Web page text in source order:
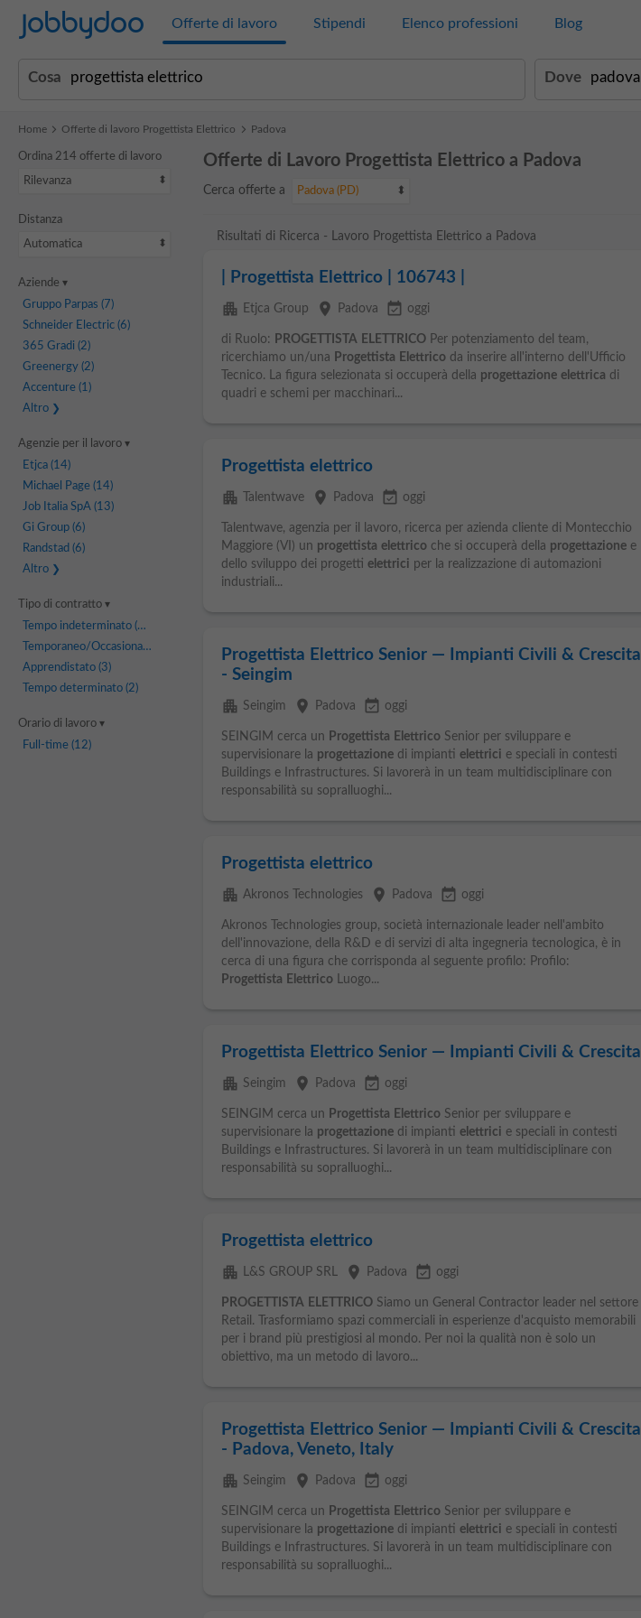
Jobbydoo Offerte di lavoro Stipendi Elenco professioni Blog
Cosa Dove
Home Offerte di lavoro Progettista Elettrico Padova
Ordina 214 offerte di lavoro
Rilevanza
Distanza
Automatica
Aziende
Gruppo Parpas (7)
Schneider Electric(6)
365 Gradi (2)
Greenergy(2)
Accenture(1)
Altro
Agenzie per il lavoro
Etjca(14)
Michael Page(14)
Job Italia SpA(13)
Gi Group(6)
Randstad (6)
Altro
Tipo di contratto
Tempo indeterminato(15)
Temporaneo/Occasionale
Apprendistato(3)
Tempo determinato(2)
Orario di lavoro
Full-time(12)
Offerte di Lavoro Progettista Elettrico a Padova
Cerca offerte a Padova (PD)
Risultati di Ricerca - Lavoro Progettista Elettrico a Padova
| Progettista Elettrico | 106743 |
apartment Etjca Group place Padova event_available oggi
di Ruolo: PROGETTISTA ELETTRICOPer potenziamento del team,
ricerchiamo un/una Progettista Elettricoda inserire all'interno dell'Ufficio
Tecnico. La figura selezionata si occuperà della progettazione elettrica di
quadri e schemi per macchinari...
Progettista elettrico
apartment Talentwave place Padova event_available oggi
Talentwave, agenzia per il lavoro, ricerca per azienda cliente di Montecchio
Maggiore (VI) un progettista elettricoche si occuperà della progettazionee
dello sviluppo dei progetti elettrici per la realizzazione di automazioni
industriali...
Progettista Elettrico Senior — Impianti Civili & Crescita
- Seingim
apartment Seingim place Padova event_available oggi
SEINGIM cerca un Progettista ElettricoSenior per sviluppare e
supervisionare la progettazionedi impianti elettrici e speciali in contesti
Buildings e Infrastructures. Si lavorerà in un team multidisciplinare con
responsabilità su sopralluoghi...
Progettista elettrico
apartment Akronos Technologies place Padova event_available oggi
Akronos Technologies group, società internazionale leader nell'ambito
dell'innovazione, della R&D e di servizi di alta ingegneria tecnologica, è in
cerca di una figura che corrisponda al seguente profilo: Profilo:
Progettista ElettricoLuogo...
Progettista Elettrico Senior — Impianti Civili & Crescita
apartment Seingim place Padova event_available oggi
SEINGIM cerca un Progettista ElettricoSenior per sviluppare e
supervisionare la progettazionedi impianti elettrici e speciali in contesti
Buildings e Infrastructures. Si lavorerà in un team multidisciplinare con
responsabilità su sopralluoghi...
Progettista elettrico
apartment L&S GROUP SRL place Padova event_available oggi
PROGETTISTA ELETTRICOSiamo un General Contractor leader nel settore
Retail. Trasformiamo spazi commerciali in esperienze d'acquisto memorabili
per i brand più prestigiosi al mondo. Per noi la qualità non è solo un
obiettivo, ma un metodo di lavoro...
Progettista Elettrico Senior — Impianti Civili & Crescita
- Padova, Veneto, Italy
apartment Seingim place Padova event_available oggi
SEINGIM cerca un Progettista ElettricoSenior per sviluppare e
supervisionare la progettazionedi impianti elettrici e speciali in contesti
Buildings e Infrastructures. Si lavorerà in un team multidisciplinare con
responsabilità su sopralluoghi...